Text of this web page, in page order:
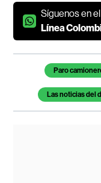
Síguenos en
Línea
Temas de este
Paro
Las noticias del